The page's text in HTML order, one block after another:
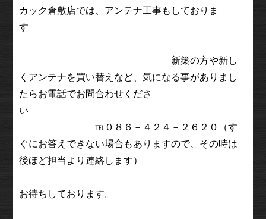
カック倉敷店では、アンテナ工事もしておりま
す
新築の方や新し
くアンテナを買い替えなど、気になる事がありまし
たらお電話でお問合わせくださ
い
℡０８６－４２４－２６２０（す
ぐにお答えできない場合もありますので、その時は
後ほど担当より連絡します）
お待ちしております。